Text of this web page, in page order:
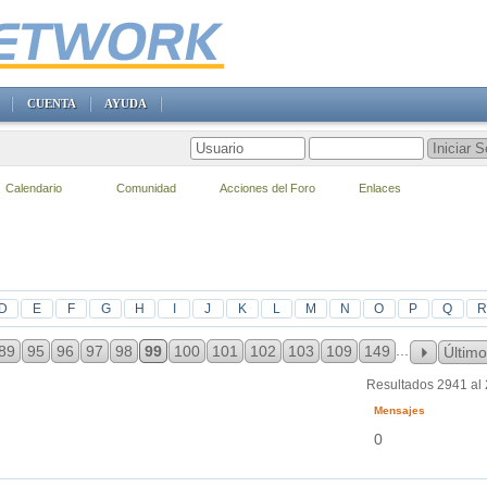
D E F G H J K L M N O P Q R
95 96 97 98 99 100 101 102 103 109 149 Último
Resultados 2941 al
Mensajes
0
CUENTA AYUDA
Calendario Comunidad Acciones del Foro Enlaces